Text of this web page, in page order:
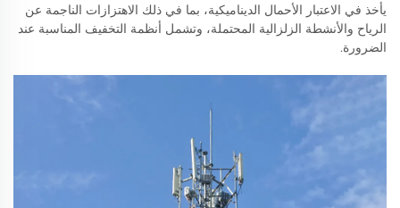
يأخذ في الاعتبار الأحمال الديناميكية، بما في ذلك الاهتزازات الناجمة عن
الرياح والأنشطة الزلزالية المحتملة، وتشمل أنظمة التخفيف المناسبة عند
الضرورة.